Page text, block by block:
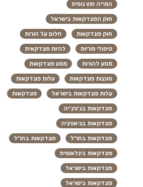
הפריה חוץ גופית
חוק הפונדקאות בישראל
חוק פונדקאות חלום על הורות
טיפולי פוריות להיות פונדקאית
מסע להורות מסע פונדקאות
סוכנות פונדקאות עלות פונדקאות
עלות פונדקאות בישראל פונדקאות
פונדקאות בג'ורג'יה
פונדקאות בגיאורגיה
פונדקאות בחו"ל פונדקאות בחו"ל
פונדקאות בינלאומית
פונדקאות בישראל
פונדקאות בישראל